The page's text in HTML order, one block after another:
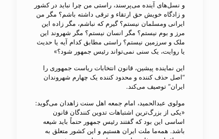
و نسل‌های آینده می‌پرسند، راستی من چرا نباید در کشور
و زادگاه خویش حق ارتقاء و ترقی داشته باشم؟ مگر من
ایرانی ومسلمان نیستم؟ گیرم که نباشم، مگر زاده این
مرز و بوم نیستم؟ مگر انسان نیستم؟ مگر شهروند این
ملک و سرزمین نیستم؟ راستی مطابق کدام آیه یا حدیث
یا روایت، یک سنی نمی​‌تواند رئیس جمهور شود؟»
این نماینده پیشین، قانون انتخابات ریاست جمهوری را
“اصل حذف کننده و محدود کننده یک چهارم شهروندان
ایران” توصیف می‌کند.
مولوی عبدالحمید، امام جمعه اهل سنت زاهدان می‌گوید:
«یکی از بزرگ‌ترین اشتباهات تدوین کنندگان قانون
اساسی این بود که گفتند رئیس جمهور حتماً باید شیعه
باشد. همه‌ما ملت ایران هستیم و این کشور متعلق به